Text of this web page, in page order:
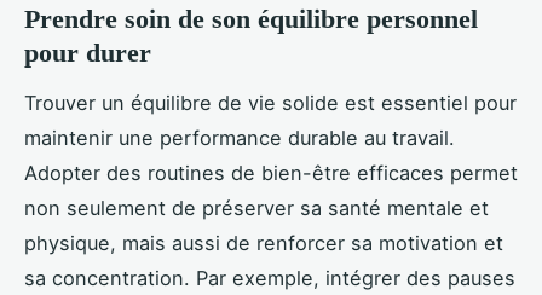
Prendre soin de son équilibre personnel
pour durer
Trouver un équilibre de vie solide est essentiel pour
maintenir une performance durable au travail.
Adopter des routines de bien-être efficaces permet
non seulement de préserver sa santé mentale et
physique, mais aussi de renforcer sa motivation et
sa concentration. Par exemple, intégrer des pauses